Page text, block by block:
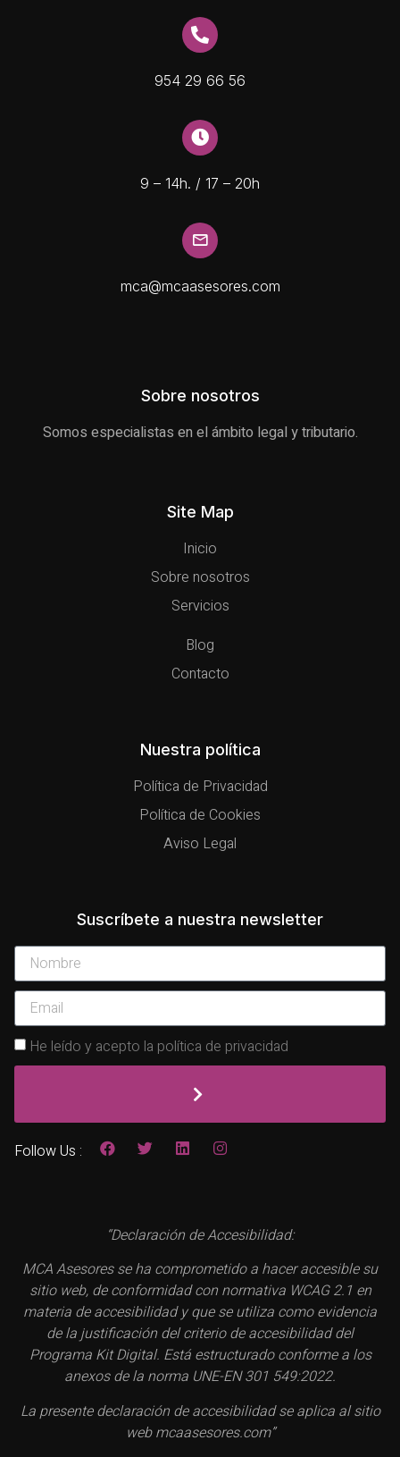
954 29 66 56
9 – 14h. / 17 – 20h
mca@mcaasesores.com
Sobre nosotros
Somos especialistas en el ámbito legal y tributario.
Site Map
Inicio
Sobre nosotros
Servicios
Blog
Contacto
Nuestra política
Política de Privacidad
Política de Cookies
Aviso Legal
Suscríbete a nuestra newsletter
He leído y acepto la política de privacidad
Follow Us :
“Declaración de Accesibilidad:
MCA Asesores se ha comprometido a hacer accesible su
sitio web, de conformidad con normativa WCAG 2.1 en
materia de accesibilidad y que se utiliza como evidencia
de la justificación del criterio de accesibilidad del
Programa Kit Digital. Está estructurado conforme a los
anexos de la norma UNE-EN 301 549:2022.
La presente declaración de accesibilidad se aplica al sitio
web mcaasesores.com”